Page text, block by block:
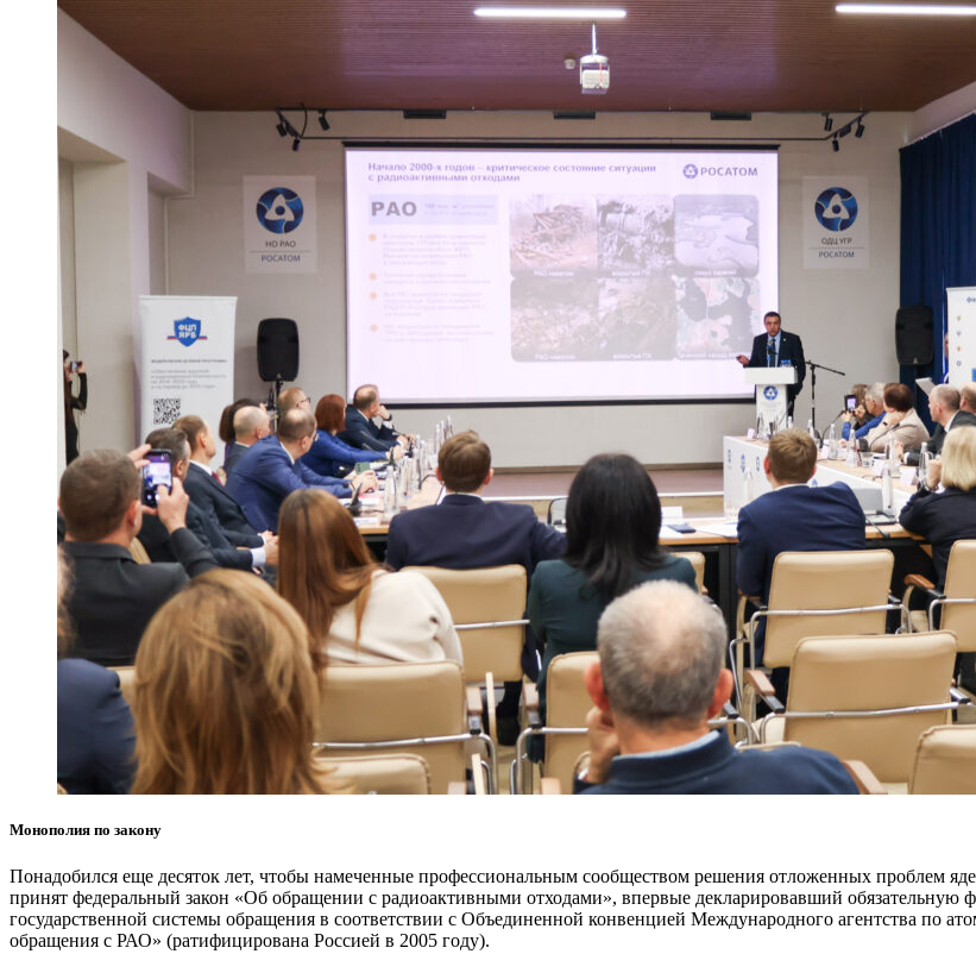
Монополия по закону
Понадобился еще десяток лет, чтобы намеченные профессиональным сообществом решения отложенных проблем
принят федеральный закон «Об обращении с радиоактивными отходами», впервые декларировавший
государственной системы обращения в соответствии с Объединенной конвенцией Международного агентства по
обращения с РАО» (ратифицирована Россией в 2005 году).